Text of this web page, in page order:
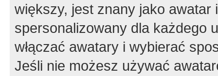
większy, jest znany jako
spersonalizowany dla każdego
włączać awatary i wybierać
Jeśli nie możesz używać